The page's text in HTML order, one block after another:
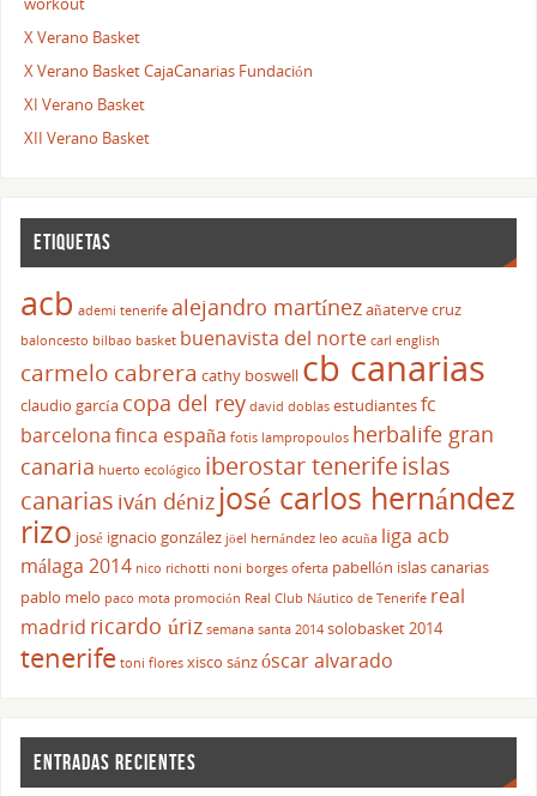
X Verano Basket
X Verano Basket CajaCanarias Fundación
XI Verano Basket
XII Verano Basket
ETIQUETAS
acb ademi tenerife alejandro martínezañaterve cruz
baloncesto bilbao basket buenavista del norte carl english
carmelo cabrera cathy boswell cb canarias
claudio garcía copa del rey david doblas estudiantesfc
barcelonafinca españa fotis lampropoulos herbalife gran
canaria huerto ecológico iberostar tenerifeislas
canarias iván déniz josé carlos hernández
rizo josé ignacio gonzález jöel hernández leo acuña liga acb
málaga 2014 nico richotti noni borges oferta pabellón islas canarias
pablo melo paco mota promoción Real Club Náutico de Tenerife real
madrid ricardo úriz semana santa 2014 solobasket 2014
tenerife toni flores xisco sánzóscar alvarado
ENTRADAS RECIENTES